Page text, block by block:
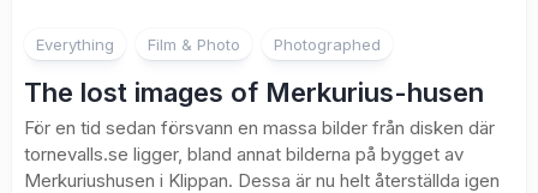
Everything Film & Photo Photographed
The lost images of Merkurius-husen
För en tid sedan försvann en massa bilder från disken där
tornevalls.se ligger, bland annat bilderna på bygget av
Merkuriushusen i Klippan. Dessa är nu helt återställda igen